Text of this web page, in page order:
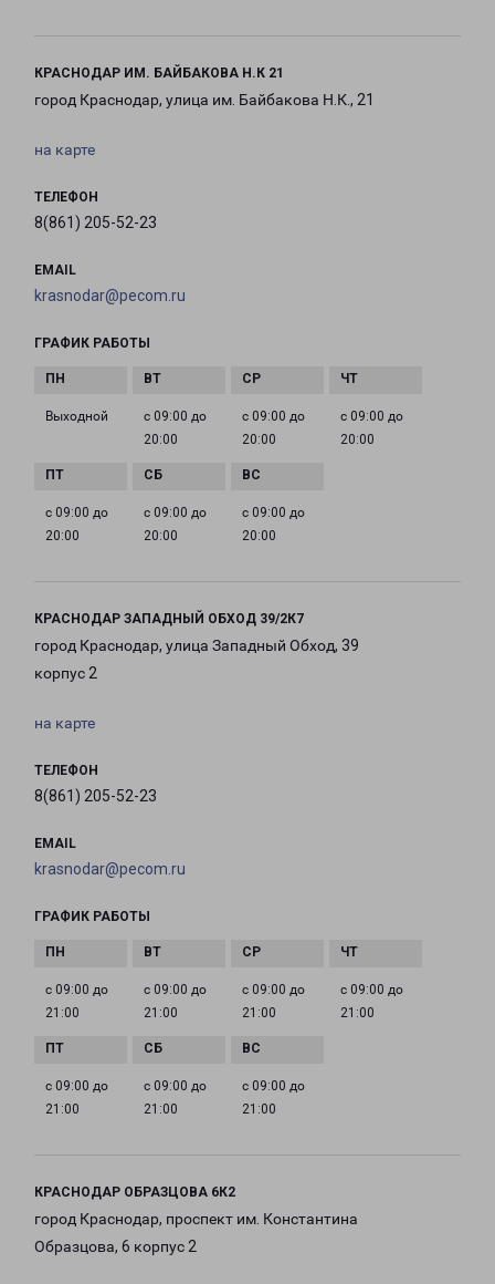
КРАСНОДАР ИМ. БАЙБАКОВА Н.К 21
город Краснодар, улица им. Байбакова Н.К., 21
на карте
ТЕЛЕФОН
8(861) 205-52-23
EMAIL
krasnodar@pecom.ru
ГРАФИК РАБОТЫ
Выходной
с 09:00 до
20:00
с 09:00 до
20:00
с 09:00 до
20:00
с 09:00 до
20:00
с 09:00 до
20:00
с 09:00 до
20:00
КРАСНОДАР ЗАПАДНЫЙ ОБХОД 39/2К7
город Краснодар, улица Западный Обход, 39
корпус 2
на карте
ТЕЛЕФОН
8(861) 205-52-23
EMAIL
krasnodar@pecom.ru
ГРАФИК РАБОТЫ
с 09:00 до
21:00
с 09:00 до
21:00
с 09:00 до
21:00
с 09:00 до
21:00
с 09:00 до
21:00
с 09:00 до
21:00
с 09:00 до
21:00
КРАСНОДАР ОБРАЗЦОВА 6К2
город Краснодар, проспект им. Константина
Образцова, 6 корпус 2